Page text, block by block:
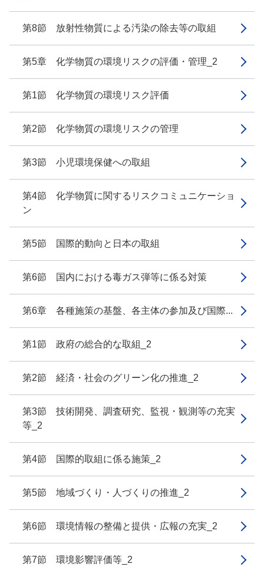
第8節 放射性物質による汚染の除去等の取組
第5章 化学物質の環境リスクの評価・管理_2
第1節 化学物質の環境リスク評価
第2節 化学物質の環境リスクの管理
第3節 小児環境保健への取組
第4節 化学物質に関するリスクコミュニケーショ
ン
第5節 国際的動向と日本の取組
第6節 国内における毒ガス弾等に係る対策
第6章 各種施策の基盤、各主体の参加及び国際...
第1節 政府の総合的な取組_2
第2節 経済・社会のグリーン化の推進_2
第3節 技術開発、調査研究、監視・観測等の充実
等_2
第4節 国際的取組に係る施策_2
第5節 地域づくり・人づくりの推進_2
第6節 環境情報の整備と提供・広報の充実_2
第7節 環境影響評価等_2